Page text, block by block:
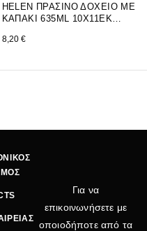
HELEN ΠΡΑΣΙΝΟ ΔΟΧΕΙΟ ΜΕ
ΚΑΠΑΚΙ 635ML 10X11EK…
8,20€
Για να
επικοινωνήσετε με
οποιοδήποτε από τα